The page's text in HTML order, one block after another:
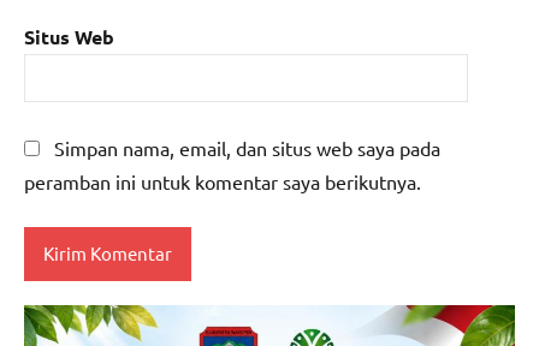
Situs Web
Simpan nama, email, dan situs web saya pada
peramban ini untuk komentar saya berikutnya.